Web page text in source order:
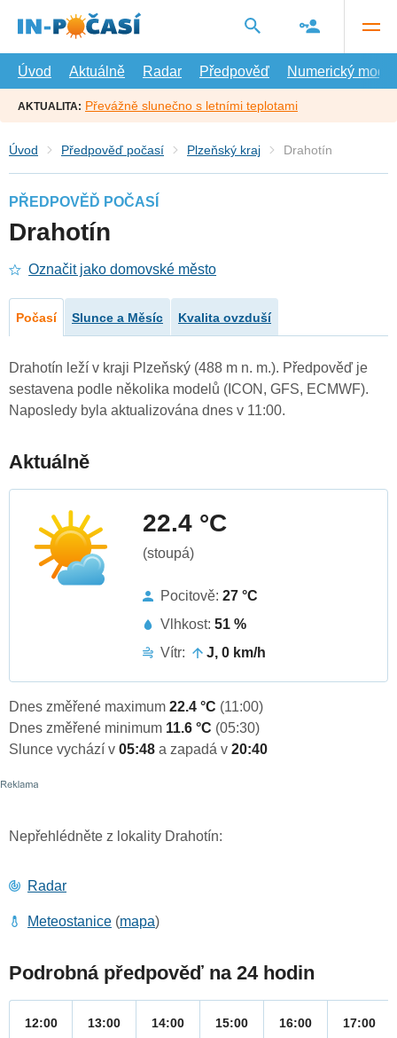
hlavní
Úvod
Aktuálně Radar Předpověď Numerický model
AKTUALITA: Převážně slunečno s letními teplotami
Úvod Předpověď počasí Plzeňský kraj Drahotín
PŘEDPOVĚĎ POČASÍ
Drahotín
Označit jako domovské město
Počasí Slunce a Měsíc Kvalita ovzduší
Drahotín leží v kraji Plzeňský (488 m n. m.). Předpověď je
sestavena podle několika modelů (ICON, GFS, ECMWF).
Naposledy byla aktualizována dnes v 11:00.
Aktuálně
22.4 °C
(stoupá)
Pocitově: 27 °C
Vlhkost: 51 %
Vítr:
J, 0 km/h
Dnes změřené maximum 22.4 °C (11:00)
Dnes změřené minimum 11.6 °C (05:30)
Slunce vychází v 05:48 a zapadá v 20:40
Nepřehlédněte z lokality Drahotín:
Radar
Meteostanice (mapa)
Podrobná předpověď na 24 hodin
12:00 13:00 14:00 15:00 16:00 17:00